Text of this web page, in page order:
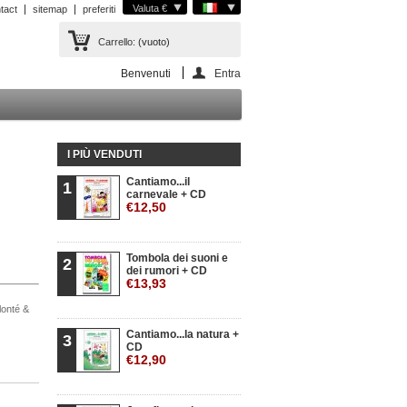
Valuta €
sitemap preferiti
Carrello: (vuoto)
Benvenuti Entra
&
I PIÙ VENDUTI
1
Cantiamo...il
carnevale + CD
€12,50
2
Tombola dei suoni e
dei rumori + CD
€13,93
3
Cantiamo...la natura +
CD
€12,90